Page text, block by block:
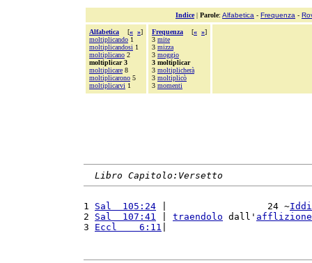
Indice| Parole: Alfabetica - Frequenza -
Alfabetica [« »]
moltiplicando 1
moltiplicandosi 1
moltiplicano 2
moltiplicar 3
moltiplicare 8
moltiplicarono 5
moltiplicarvi 1
Frequenza [« »]
3 mite
3 mizza
3 moggio
3 moltiplicar
3 moltiplicherà
3 moltiplicò
3 momenti
Libro Capitolo:Versetto
1 Sal  105:24 |                  24 ~
2 Sal  107:41 traendolo dall' afflizione
3 Eccl    6:11